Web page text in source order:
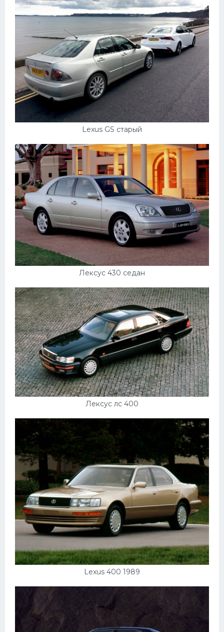
Lexus GS старый
Лексус 430 седан
Лексус лс 400
Lexus 400 1989
Порше
Самолеты
Корабли
Комплектующие
Тойота
Лодки
Шкода
Мазда
Самокаты
Велосипеды
Рено
Прогулочные суда
Хендай
Лимузины
Автобусы
Хонда
Грузовики
Шевроле
УАЗ
Кадиллак
Феррари
Поезда
Мотоциклы
Ямаха
Додж
Ява
Эмблемы